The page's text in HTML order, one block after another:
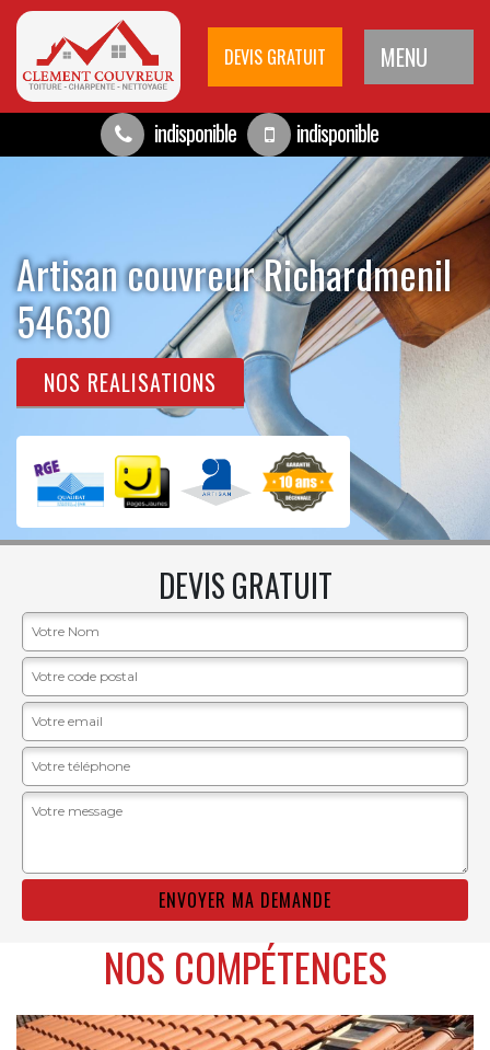
DEVIS GRATUIT MENU
indisponible indisponible
Artisan couvreur Richardmenil
54630
NOS REALISATIONS
DEVIS GRATUIT
NOS COMPÉTENCES